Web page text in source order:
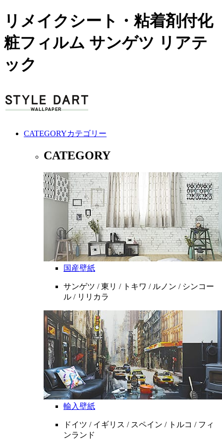
リメイクシート・粘着剤付化
粧フィルム サンゲツ リアテ
ック
CATEGORYカテゴリー
CATEGORY
国産壁紙
サンゲツ / 東リ / トキワ / ルノン / シンコー
ル / リリカラ
輸入壁紙
ドイツ / イギリス / スペイン / トルコ / フィ
ンランド